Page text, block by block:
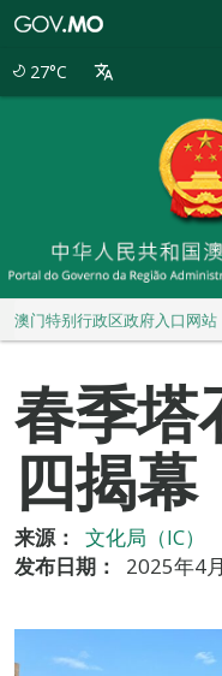
27°C
澳门特别行政区政府入口网站
春季塔
四揭幕
来源：
文化局（IC）
发布日期：
2025年4